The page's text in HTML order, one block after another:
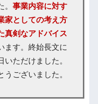
事業内容に対す
家としての考え方
真剣なアドバイス
ます。終始長文に
ただけました。
ございました。